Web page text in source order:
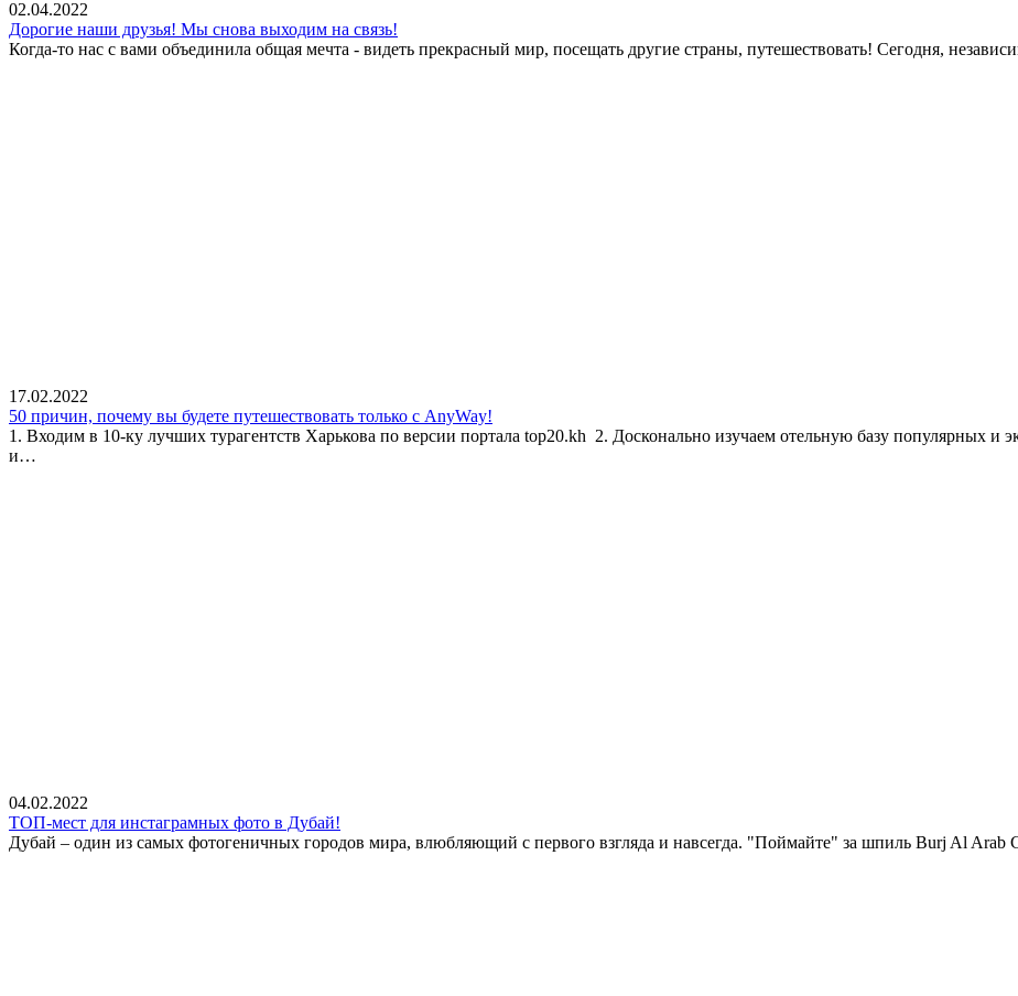
02.04.2022
Дорогие наши друзья! Мы снова выходим на связь!
Когда-то нас с вами объединила общая мечта - видеть прекрасный мир, посещать другие страны, путешествовать! Сегодня,
17.02.2022
50 причин, почему вы будете путешествовать только с AnyWay!
1. Входим в 10-ку лучших турагентств Харькова по версии портала top20.kh 2. Досконально изучаем отельную базу популярных и
и…
04.02.2022
ТОП-мест для инстаграмных фото в Дубай!
Дубай – один из самых фотогеничных городов мира, влюбляющий с первого взгляда и навсегда. "Поймайте" за шпиль Burj Al Arab